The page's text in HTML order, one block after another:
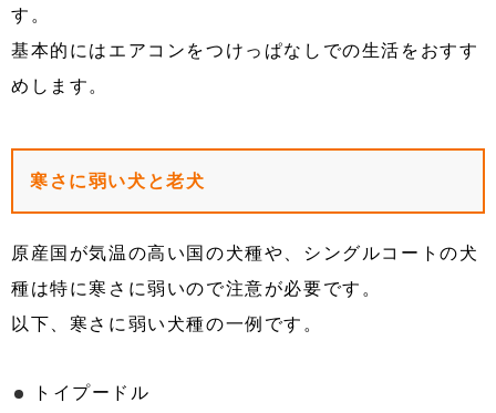
す。
基本的にはエアコンをつけっぱなしでの生活をおすす
めします。
寒さに弱い犬と老犬
原産国が気温の高い国の犬種や、シングルコートの犬
種は特に寒さに弱いので注意が必要です。
以下、寒さに弱い犬種の一例です。
トイプードル